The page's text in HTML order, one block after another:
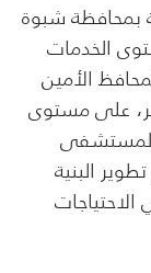
بمحافظة شبوة
الخدمات
الأمين
على مستوى
لمستشفى
البنية